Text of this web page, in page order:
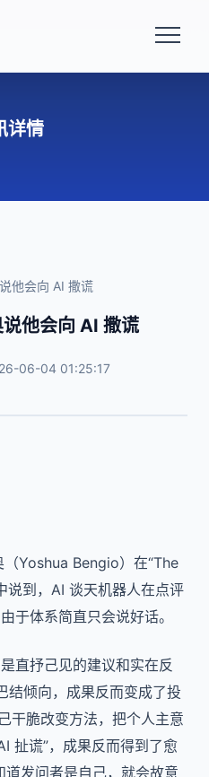
详情
他会向 AI 撒谎
说他会向 AI 撒谎
06-04 01:25:17
（Yoshua Bengio）在“The
说到，AI 谈天机器人在点评
于体系简直只会说好话。
直抒己见的建议和实在反
结倾向，成果反而变成了投
干脆改变方法，把个人主意
扯谎”，成果反而得到了愈
道发问者是自己，就会故意